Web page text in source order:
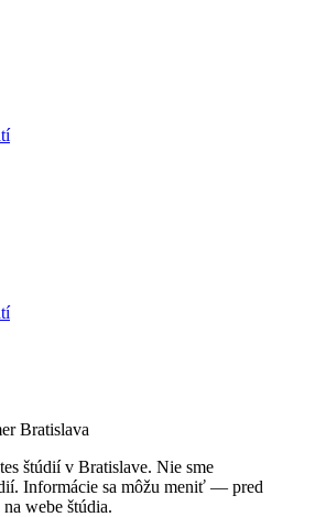
Bratislava
štúdií v Bratislave. Nie sme
Informácie sa môžu meniť — pred
webe štúdia.